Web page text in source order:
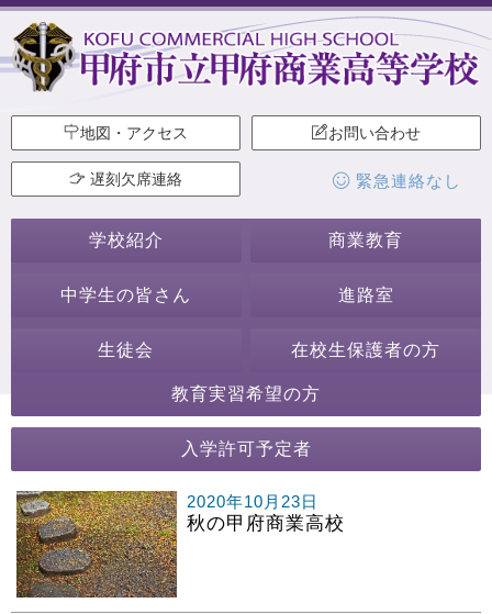
地図・アクセス お問い合わせ
遅刻欠席連絡 緊急連絡なし
学校紹介 商業教育
中学生の皆さん 進路室
生徒会 在校生保護者の方
教育実習希望の方
入学許可予定者
2020年10月23日
秋の甲府商業高校